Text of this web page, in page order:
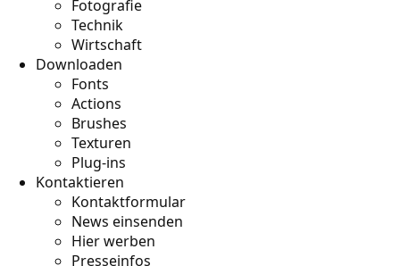
Fotografie
Technik
Wirtschaft
Downloaden
Fonts
Actions
Brushes
Texturen
Plug-ins
Kontaktieren
Kontaktformular
News einsenden
Hier werben
Presseinfos